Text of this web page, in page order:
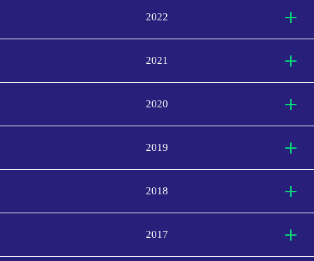
2022
2021
2020
2019
2018
2017